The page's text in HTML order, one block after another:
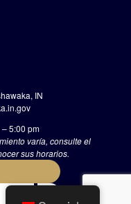
IN
5:00 pm
varía, consulte el
sus horarios.